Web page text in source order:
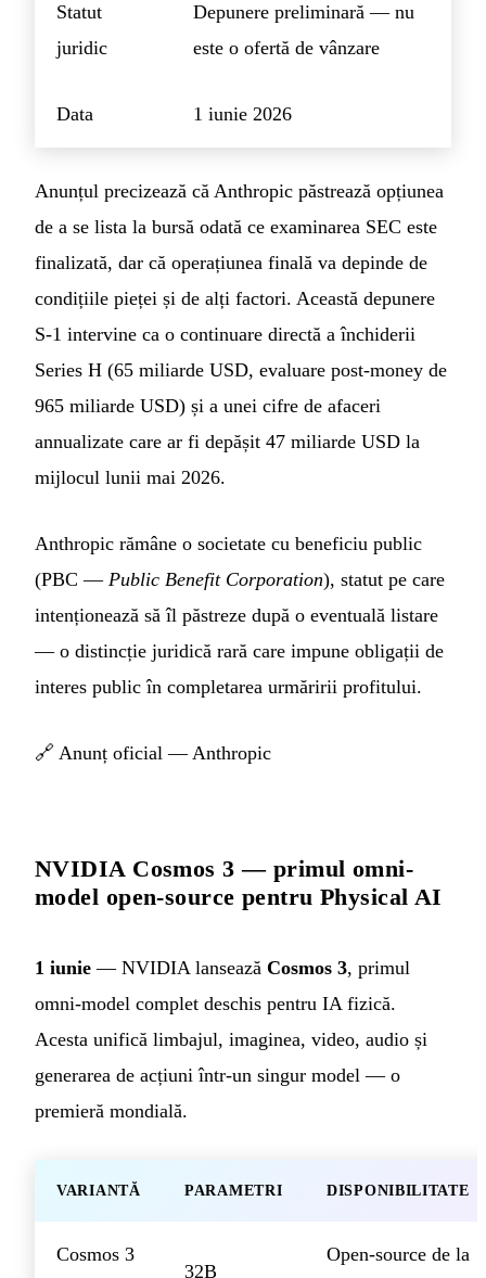
Statut
juridic
Depunere preliminară — nu
este o ofertă de vânzare
Data 1 iunie 2026
Anunțul precizează că Anthropic păstrează opțiunea
de a se lista la bursă odată ce examinarea SEC este
finalizată, dar că operațiunea finală va depinde de
condițiile pieței și de alți factori. Această depunere
S-1 intervine ca o continuare directă a închiderii
Series H (65 miliarde USD, evaluare post-money de
965 miliarde USD) și a unei cifre de afaceri
annualizate care ar fi depășit 47 miliarde USD la
mijlocul lunii mai 2026.
Anthropic rămâne o societate cu beneficiu public
(PBC — Public Benefit Corporation), statut pe care
intenționează să îl păstreze după o eventuală listare
— o distincție juridică rară care impune obligații de
interes public în completarea urmăririi profitului.
🔗 Anunț oficial — Anthropic
NVIDIA Cosmos 3 — primul omni-
model open-source pentru Physical AI
1 iunie — NVIDIA lansează Cosmos 3, primul
omni-model complet deschis pentru IA fizică.
Acesta unifică limbajul, imaginea, video, audio și
generarea de acțiuni într-un singur model — o
premieră mondială.
VARIANTĂ PARAMETRI DISPONIBILITATE
Cosmos 3
32B
Open-source de la